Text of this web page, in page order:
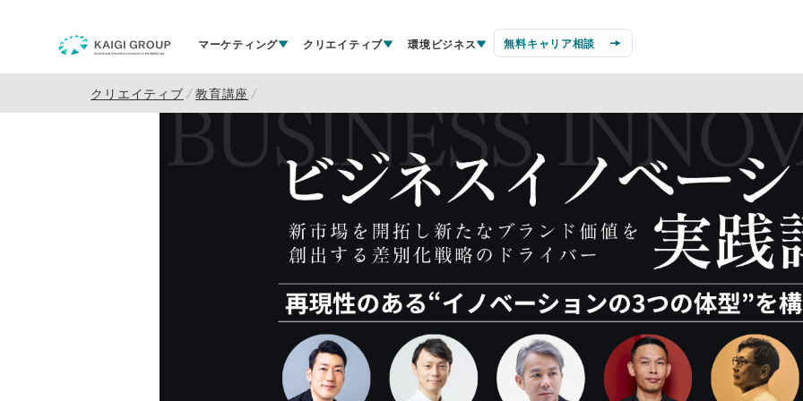
マーケティング クリエイティブ 環境ビジネス 無料キャリア相談
クリエイティブ 教育講座